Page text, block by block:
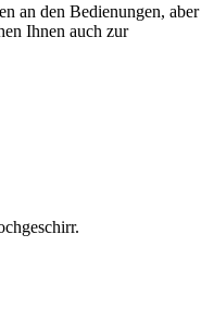
an den Bedienungen, aber
Ihnen auch zur